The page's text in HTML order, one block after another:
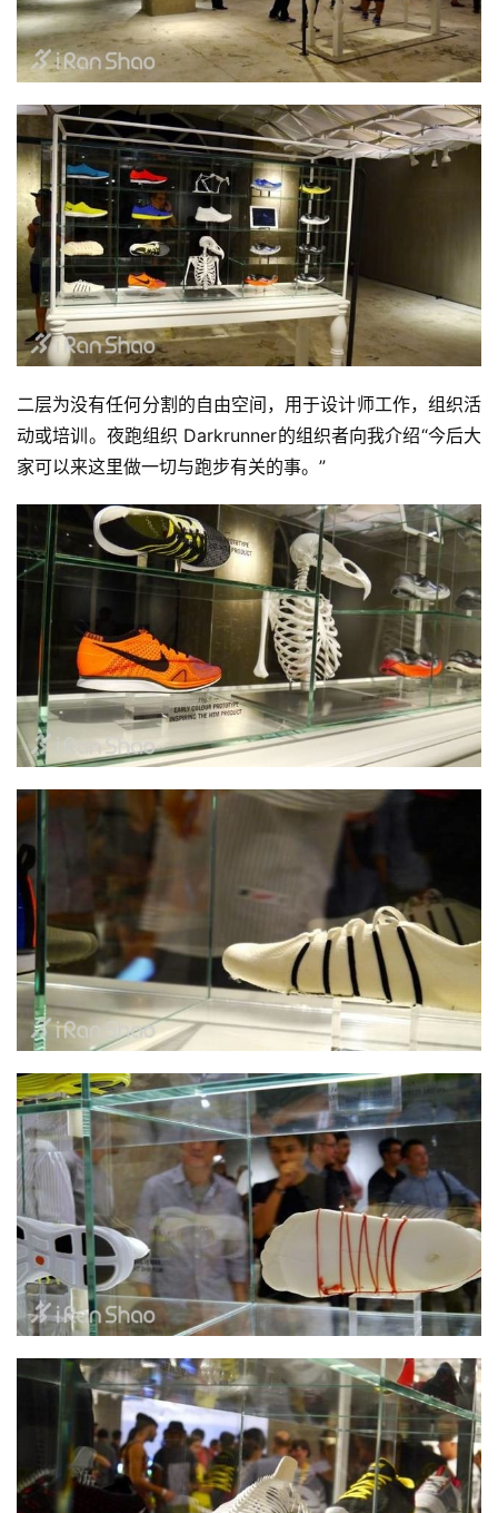
视
频
用
精
选
运
动
集
二层为没有任何分割的自由空间，用于设计师工作，组织活
动或培训。夜跑组织 Darkrunner的组织者向我介绍“今后大
家可以来这里做一切与跑步有关的事。”